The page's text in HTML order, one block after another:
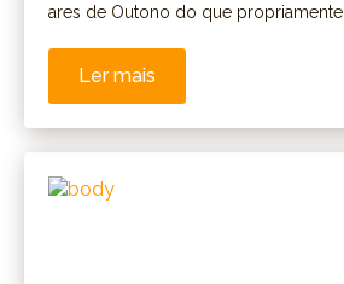
ares de Outono do que propriamente…
Ler mais